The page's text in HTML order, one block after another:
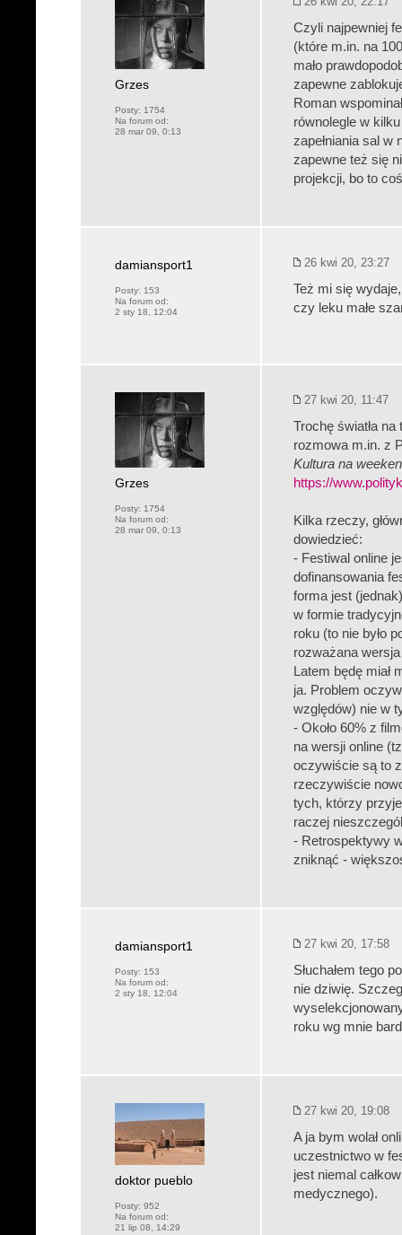
Grzes
Posty: 1754
Na forum od:
28 mar 09, 0:13
Czyli najpewniej
(które m.in. na
mało
zapewne
Roman
równolegle w
zapełniania sal w
zapewne też się
projekcji, bo to
damiansport1
Posty: 153
Na forum od:
2 sty 18, 12:04
26 kwi 20, 23:27
Też mi się
czy leku małe
Grzes
Posty: 1754
Na forum od:
28 mar 09, 0:13
27 kwi 20, 11:47
Trochę światła
rozmowa m.in. z
Kultura na
https://
Kilka rzeczy,
dowiedzieć:
- Festiwal online
dofinansowania
forma jest
w formie
roku (to nie było
rozważana
Latem będę miał
ja. Problem
względów) nie w
- Około 60% z
na wersji online
oczywiście są to
rzeczywiście
tych, którzy
raczej
- Retrospektywy
zniknąć -
damiansport1
Posty: 153
Na forum od:
2 sty 18, 12:04
27 kwi 20, 17:58
Słuchałem tego
nie dziwię.
roku wg mnie
doktor pueblo
Posty: 952
Na forum od:
21 lip 08, 14:29
27 kwi 20, 19:08
A ja bym wolał
uczestnictwo w
jest niemal
medycznego).